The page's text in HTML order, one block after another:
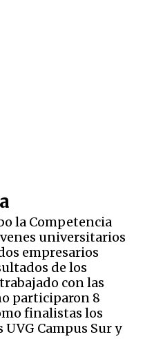
la Competencia
universitarios
empresarios
de los
con las
participaron 8
finalistas los
UVG Campus Sur y